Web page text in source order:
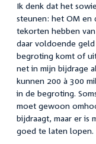
Ik denk dat het
steunen: het OM en
tekorten hebben
daar voldoende
begroting komt of
net in mijn bijdrage
kunnen 200 à 300
in de begroting.
moet gewoon
bijdraagt, maar er is
goed te laten